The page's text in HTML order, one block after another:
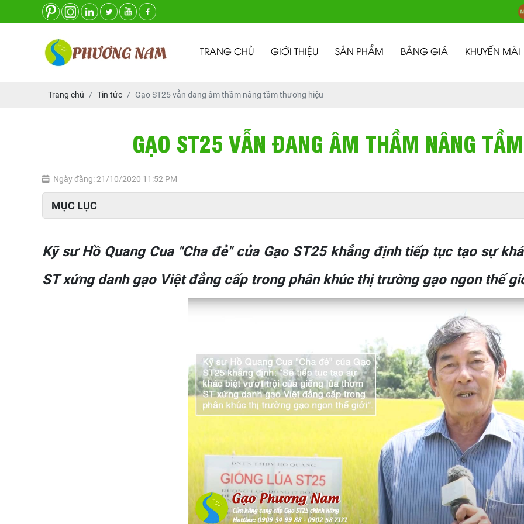
TRANG CHỦ GIỚI THIỆU SẢN PHẨM BẢNG GIÁ KHUYẾN MÃI
Trang chủ Tin tức Gạo ST25 vẫn đang âm thầm nâng tầm thương hiệu
GẠO ST25 VẪN ĐANG ÂM THẦM NÂNG
Ngày đăng: 21/10/2020 11:52 PM
MỤC LỤC
Kỹ sư Hồ Quang Cua "Cha đẻ" của Gạo ST25 khẳng định tiếp tục tạo sự
ST xứng danh gạo Việt đẳng cấp trong phân khúc thị trường gạo ngon thế